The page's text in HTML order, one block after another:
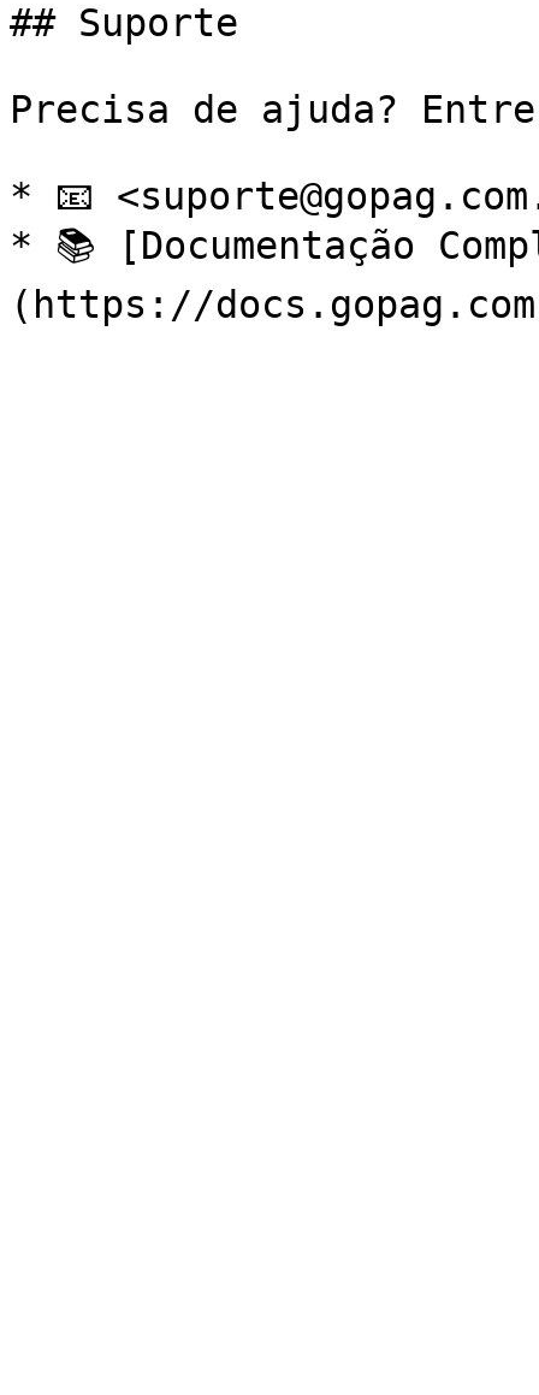
## Suporte
Precisa de ajuda?
* 📧
* 📚 [Documentação